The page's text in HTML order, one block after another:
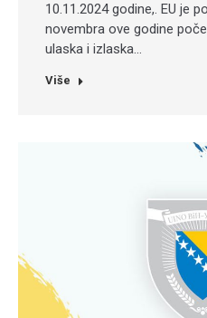
10.11.2024 godine,. EU je
novembra ove godine
ulaska i izlaska…
Više